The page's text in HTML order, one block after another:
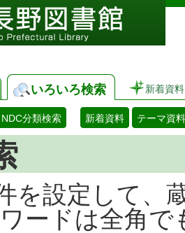
いろいろ検索 新着資料
NDC分類検索 新着資料 テーマ資料
を設定して、
ードは全角